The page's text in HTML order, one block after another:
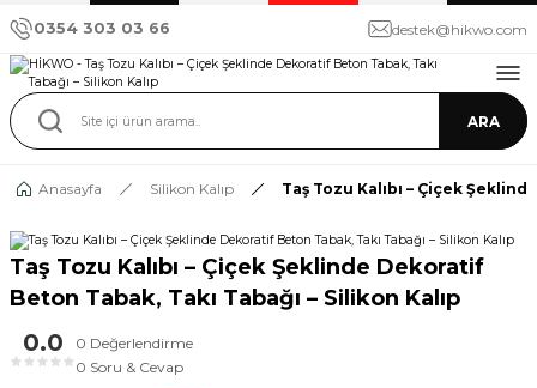
0354 303 03 66 destek@hikwo.com
ARA
Anasayfa Silikon Kalıp Taş Tozu Kalıbı – Çiçek
Taş Tozu Kalıbı – Çiçek Şeklinde Dekoratif
Beton Tabak, Takı Tabağı – Silikon Kalıp
0.0
★ ★ ★ ★ ★
0 Değerlendirme
0 Soru & Cevap